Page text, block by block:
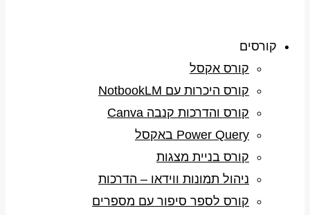
קורסים
קורס אקסל
קורס היכרות עם NotbookLM
קורס והדרכות קנבה Canva
Power Query באקסל
קורס בניית מצגות
ניהול תמונות ווידאו – הדרכות
קורס לספר סיפור עם מספרים